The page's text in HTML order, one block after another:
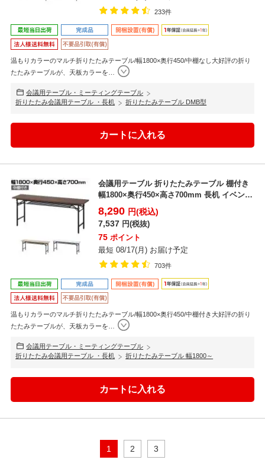
233件
温もりカラーのマルチ折りたたみテーブル/幅1800×奥行450/中棚なし大好評の折り
たたみテーブルが、天板カラーを
会議用テーブル・ミーティングテーブル
折りたたみ会議用テーブル ・長机
折りたたみテーブル DMB型
会議用テーブル 折りたたみテーブル 棚付き
幅1800×奥行450×高さ700mm 長机 イベント
テ...
8,290 円(税込)
7,537 円(税抜)
75 ポイント
最短 08/17(月) お届け予定
703件
温もりカラーのマルチ折りたたみテーブル/幅1800×奥行450/中棚付き大好評の折り
たたみテーブルが、天板カラーを
会議用テーブル・ミーティングテーブル
折りたたみ会議用テーブル ・長机
折りたたみテーブル 幅1800～
1 2 3